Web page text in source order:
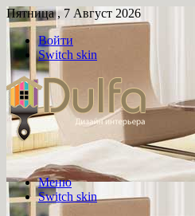
Пятница , 7 Август 2026
Войти
Switch skin
Меню
Switch skin